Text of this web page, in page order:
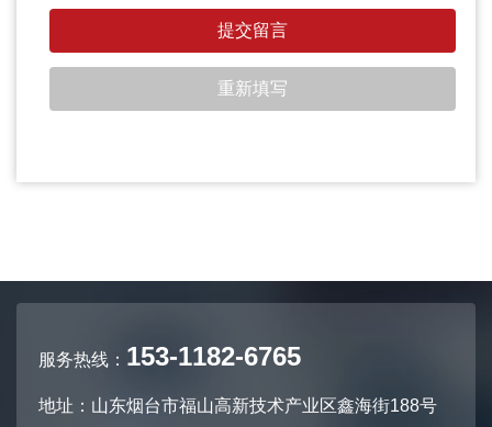
服务热线： 153-1182-6765
地址：山东烟台市福山高新技术产业区鑫海街188号